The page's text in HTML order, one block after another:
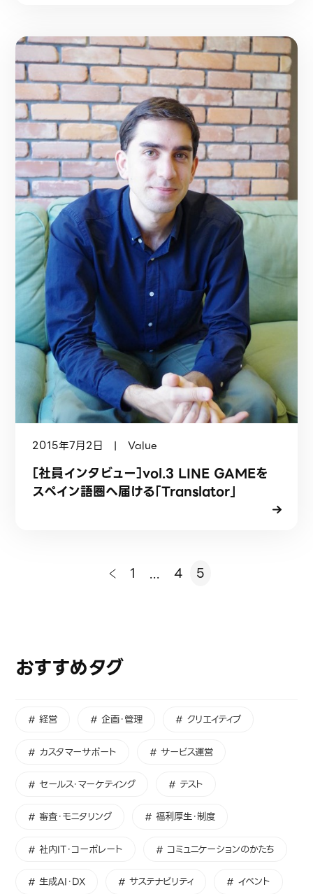
2015年7月2日 | Value
［社員インタビュー］vol.3 LINE GAMEを
スペイン語圏へ届ける「Translator」
1 ... 4 5
おすすめタグ
# 経営 # 企画・管理 # クリエイティブ
# カスタマーサポート # サービス運営
# セールス・マーケティング # テスト
# 審査・モニタリング # 福利厚生・制度
# 社内IT・コーポレート # コミュニケーションのかたち
# 生成AI・DX # サステナビリティ # イベント